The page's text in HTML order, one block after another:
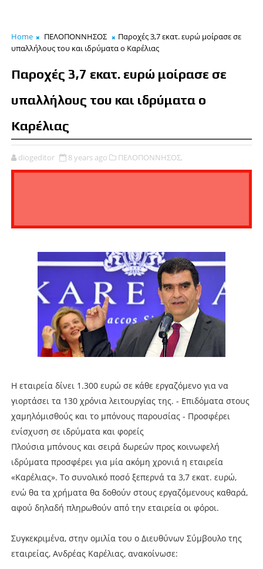
Home ΠΕΛΟΠΟΝΝΗΣΟΣ
Παροχές 3,7 εκατ. ευρώ μοίρασε σε
υπαλλήλους του και ιδρύματα ο Καρέλιας
Παροχές 3,7 εκατ. ευρώ μοίρασε σε
υπαλλήλους του και ιδρύματα ο
Καρέλιας
diogeditor 8 years ago ΠΕΛΟΠΟΝΝΗΣΟΣ,
Η εταιρεία δίνει 1.300 ευρώ σε κάθε εργαζόμενο για να
γιορτάσει τα 130 χρόνια λειτουργίας της. - Επιδόματα στους
χαμηλόμισθούς και το μπόνους παρουσίας - Προσφέρει
ενίσχυση σε ιδρύματα και φορείς
Πλούσια μπόνους και σειρά δωρεών προς κοινωφελή
ιδρύματα προσφέρει για μία ακόμη χρονιά η εταιρεία
«Καρέλιας». Το συνολικό ποσό ξεπερνά τα 3,7 εκατ. ευρώ,
ενώ θα τα χρήματα θα δοθούν στους εργαζόμενους καθαρά,
αφού δηλαδή πληρωθούν από την εταιρεία οι φόροι.
Συγκεκριμένα, στην ομιλία του ο Διευθύνων Σύμβουλο της
εταιρείας, Ανδρέας Καρέλιας, ανακοίνωσε: